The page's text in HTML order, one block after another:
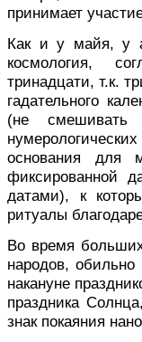
принимает
Как и у майя, у
космология,
тринадцати, т.к.
гадательного
(не
основания для
фиксированной
датами), к
ритуалы
Во время
народов, обильно
накануне
праздника
знак покаяния